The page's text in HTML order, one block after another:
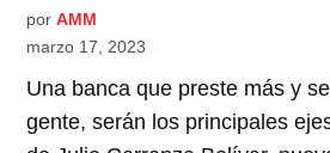
por AMM
marzo 17, 2023
Una banca que preste más y
gente, serán los principales